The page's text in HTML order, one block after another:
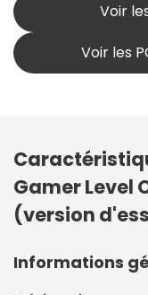
Voir
Voir les
Gamer Level
(version
Informations